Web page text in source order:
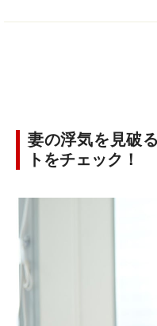
妻の浮気を見破
トをチェック！